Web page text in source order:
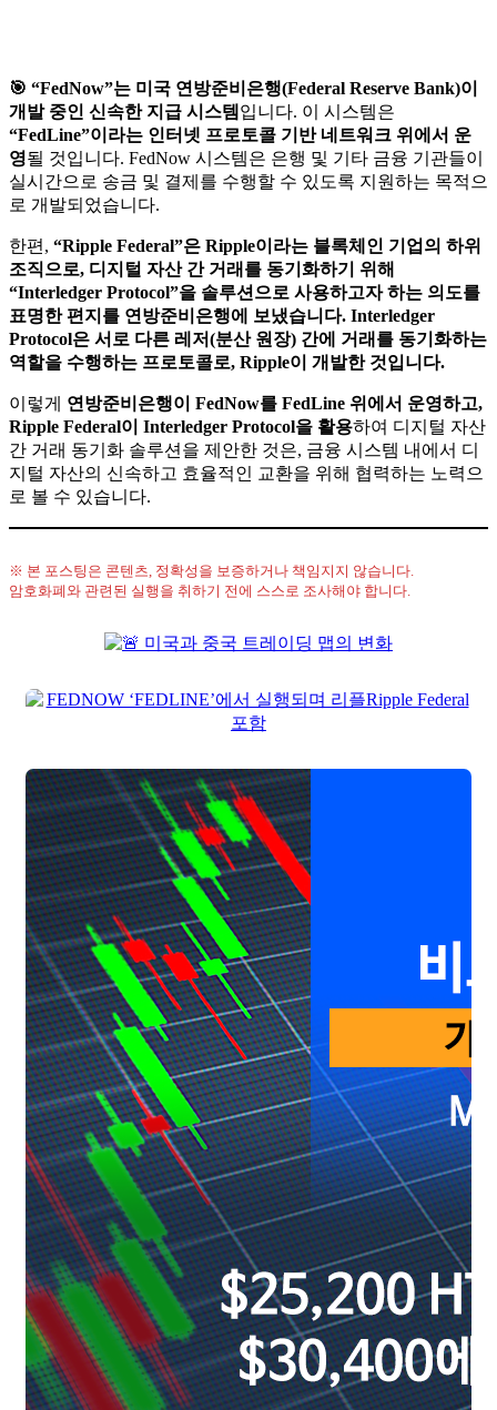
🎯 “FedNow”는 미국 연방준비은행(Federal Reserve Bank)이
개발 중인 신속한 지급 시스템 입니다. 이 시스템은
“FedLine”이라는 인터넷 프로토콜 기반 네트워크 위에서 운
영될 것입니다. FedNow 시스템은 은행 및 기타 금융 기관들이
실시간으로 송금 및 결제를 수행할 수 있도록 지원하는 목적으
로 개발되었습니다.
한편, “Ripple Federal”은 Ripple이라는 블록체인 기업의 하위
조직으로, 디지털 자산 간 거래를 동기화하기 위해
“Interledger Protocol”을 솔루션으로 사용하고자 하는 의도를
표명한 편지를 연방준비은행에 보냈습니다. Interledger
Protocol은 서로 다른 레저(분산 원장) 간에 거래를 동기화하는
역할을 수행하는 프로토콜로, Ripple이 개발한 것입니다.
이렇게 연방준비은행이 FedNow를 FedLine 위에서 운영하고,
Ripple Federal이 Interledger Protocol을 활용하여 디지털 자산
간 거래 동기화 솔루션을 제안한 것은, 금융 시스템 내에서 디
지털 자산의 신속하고 효율적인 교환을 위해 협력하는 노력으
로 볼 수 있습니다.
※ 본 포스팅은 콘텐츠, 정확성을 보증하거나 책임지지 않습니다.
암호화폐와 관련된 실행을 취하기 전에 스스로 조사해야 합니다.